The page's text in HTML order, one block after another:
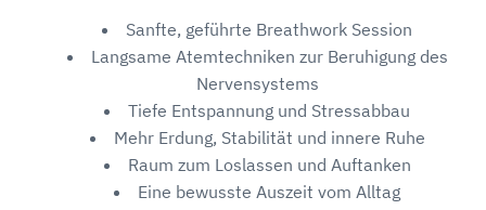
Sanfte, geführte Breathwork Session
Langsame Atemtechniken zur Beruhigung des
Nervensystems
Tiefe Entspannung und Stressabbau
Mehr Erdung, Stabilität und innere Ruhe
Raum zum Loslassen und Auftanken
Eine bewusste Auszeit vom Alltag